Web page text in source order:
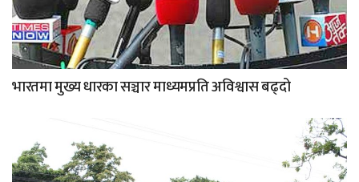
भारतमा मुख्य धारका सञ्चार माध्यमप्रति अविश्वास बढ्दो